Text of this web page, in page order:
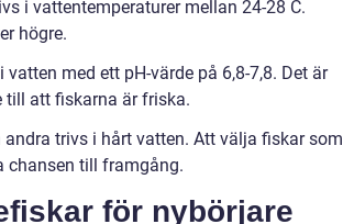
i vattentemperaturer mellan 24-28 C.
högre.
med ett pH-värde på 6,8-7,8. Det är
till att fiskarna är friska.
trivs i hårt vatten. Att välja fiskar som
chansen till framgång.
för nybörjare